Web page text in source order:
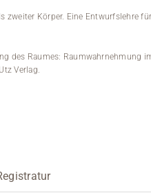
zweiter Körper. Eine Entwurfslehre
des Raumes: Raumwahrnehmung
Verlag.